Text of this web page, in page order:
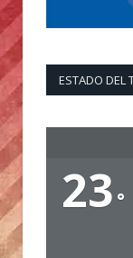
ESTADO DEL
23 °